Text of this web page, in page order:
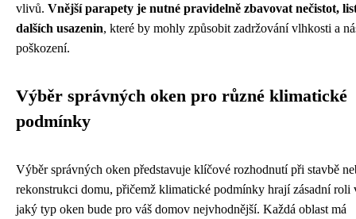
vlivů. Vnější parapety je nutné pravidelně zbavovat nečistot,
dalších usazenin, které by mohly způsobit zadržování vlhkosti a
poškození.
Výběr správných oken pro různé klimatické
podmínky
Výběr správných oken představuje klíčové rozhodnutí při stavbě
rekonstrukci domu, přičemž klimatické podmínky hrají zásadní roli
jaký typ oken bude pro váš domov nejvhodnější. Každá oblast má